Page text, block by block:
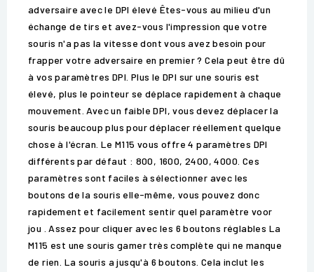
adversaire avec le DPI élevé Êtes-vous au milieu d'un
échange de tirs et avez-vous l'impression que votre
souris n'a pas la vitesse dont vous avez besoin pour
frapper votre adversaire en premier ? Cela peut être dû
à vos paramètres DPI. Plus le DPI sur une souris est
élevé, plus le pointeur se déplace rapidement à chaque
mouvement. Avec un faible DPI, vous devez déplacer la
souris beaucoup plus pour déplacer réellement quelque
chose à l'écran. Le M115 vous offre 4 paramètres DPI
différents par défaut : 800, 1600, 2400, 4000. Ces
paramètres sont faciles à sélectionner avec les
boutons de la souris elle-même, vous pouvez donc
rapidement et facilement sentir quel paramètre voor
jou . Assez pour cliquer avec les 6 boutons réglables La
M115 est une souris gamer très complète qui ne manque
de rien. La souris a jusqu'à 6 boutons. Cela inclut les